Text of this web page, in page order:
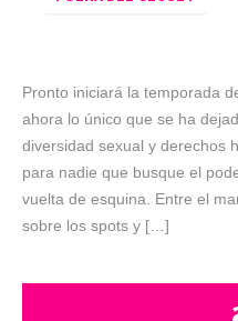
Pronto iniciará la temporada
ahora lo único que se ha
diversidad sexual y derechos
para nadie que busque el
vuelta de esquina. Entre el
sobre los spots y […]